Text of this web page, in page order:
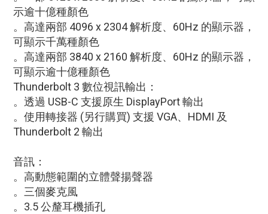
示逾十億種顏色
。高達兩部 4096 x 2304 解析度、60Hz 的顯示器，
可顯示千萬種顏色
。高達兩部 3840 x 2160 解析度、60Hz 的顯示器，
可顯示逾十億種顏色
Thunderbolt 3 數位視訊輸出：
。透過 USB-C 支援原生 DisplayPort 輸出
。使用轉接器 (另行購買) 支援 VGA、HDMI 及
Thunderbolt 2 輸出
音訊：
。高動態範圍的立體聲揚聲器
。三個麥克風
。3.5 公釐耳機插孔